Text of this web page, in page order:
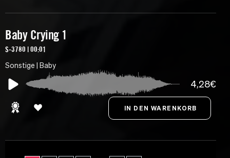
Baby Crying 1
S-3780 | 00:01
Sonstige | Baby
4,28€